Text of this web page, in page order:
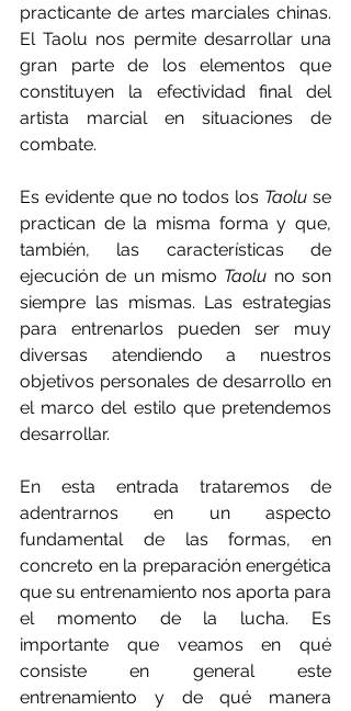
practicante de artes marciales chinas.
El Taolu nos permite desarrollar una
gran parte de los elementos que
constituyen la efectividad final del
artista marcial en situaciones de
combate.
Es evidente que no todos los Taolu se
practican de la misma forma y que,
también, las características de
ejecución de un mismo Taolu no son
siempre las mismas. Las estrategias
para entrenarlos pueden ser muy
diversas atendiendo a nuestros
objetivos personales de desarrollo en
el marco del estilo que pretendemos
desarrollar.
En esta entrada trataremos de
adentrarnos en un aspecto
fundamental de las formas, en
concreto en la preparación energética
que su entrenamiento nos aporta para
el momento de la lucha. Es
importante que veamos en qué
consiste en general este
entrenamiento y de qué manera